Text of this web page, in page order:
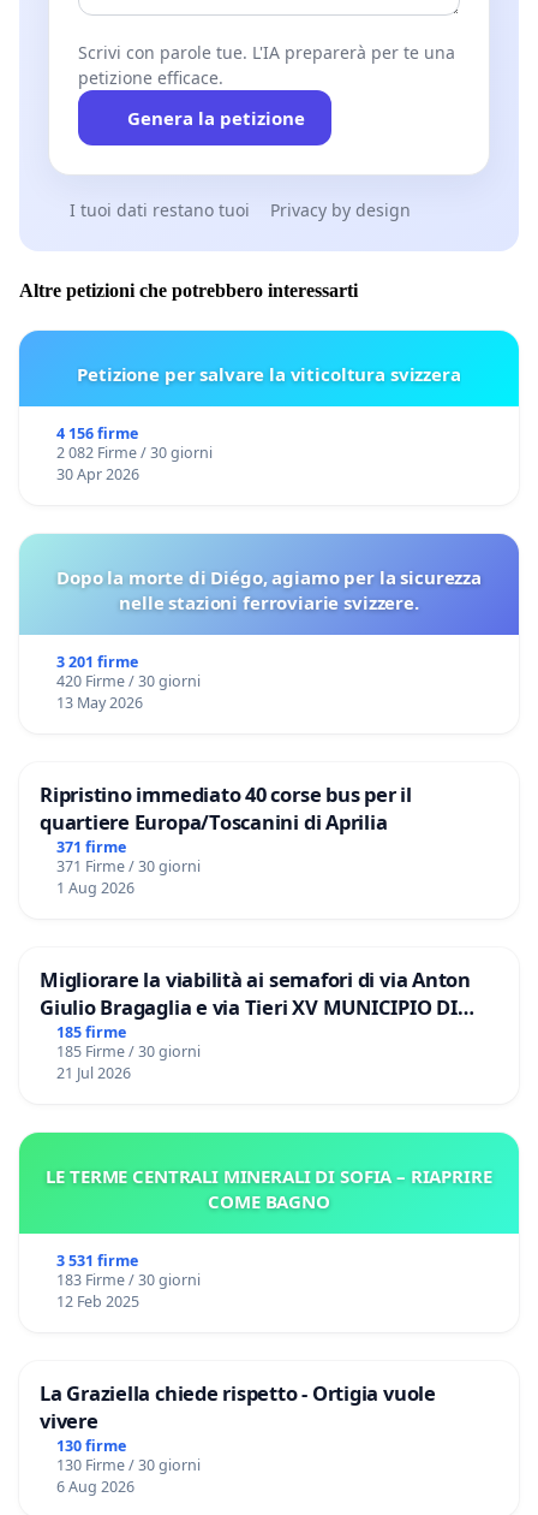
Scrivi con parole tue. L'IA preparerà per te una
petizione efficace.
Genera la petizione
I tuoi dati restano tuoi Privacy by design
Altre petizioni che potrebbero interessarti
Petizione per salvare la viticoltura svizzera
4 156 firme
2 082 Firme / 30 giorni
30 Apr 2026
Dopo la morte di Diégo, agiamo per la sicurezza
nelle stazioni ferroviarie svizzere.
3 201 firme
420 Firme / 30 giorni
13 May 2026
Ripristino immediato 40 corse bus per il
quartiere Europa/Toscanini di Aprilia
371 firme
371 Firme / 30 giorni
1 Aug 2026
Migliorare la viabilità ai semafori di via Anton
Giulio Bragaglia e via Tieri XV MUNICIPIO DI
ROMA
185 firme
185 Firme / 30 giorni
21 Jul 2026
LE TERME CENTRALI MINERALI DI SOFIA – RIAPRIRE
COME BAGNO
3 531 firme
183 Firme / 30 giorni
12 Feb 2025
La Graziella chiede rispetto - Ortigia vuole
vivere
130 firme
130 Firme / 30 giorni
6 Aug 2026